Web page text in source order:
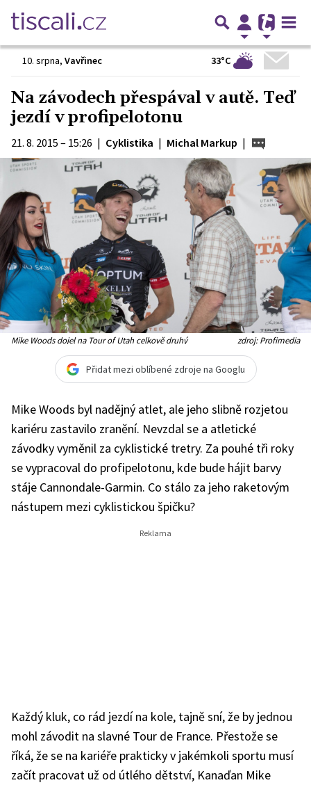
10. srpna, Vavřinec 33°C
Na závodech přespával v autě. Teď
jezdí v profipelotonu
21. 8. 2015 – 15:26 | Cyklistika | Michal Markup |
Mike Woods dojel na Tour of Utah celkově druhý zdroj: Profimedia
Přidat mezi oblíbené zdroje na Googlu
Mike Woods byl nadějný atlet, ale jeho slibně rozjetou
kariéru zastavilo zranění. Nevzdal se a atletické
závodky vyměnil za cyklistické tretry. Za pouhé tři roky
se vypracoval do profipelotonu, kde bude hájit barvy
stáje Cannondale-Garmin. Co stálo za jeho raketovým
nástupem mezi cyklistickou špičku?
Každý kluk, co rád jezdí na kole, tajně sní, že by jednou
mohl závodit na slavné Tour de France. Přestože se
říká, že se na kariéře prakticky v jakémkoli sportu musí
začít pracovat už od útlého dětství, Kanaďan Mike